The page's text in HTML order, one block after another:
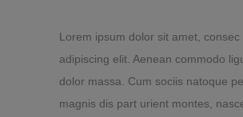
Lorem ipsum dolor sit amet, consec
adipiscing elit. Aenean commodo
dolor massa. Cum sociis natoque
magnis dis part urient montes,